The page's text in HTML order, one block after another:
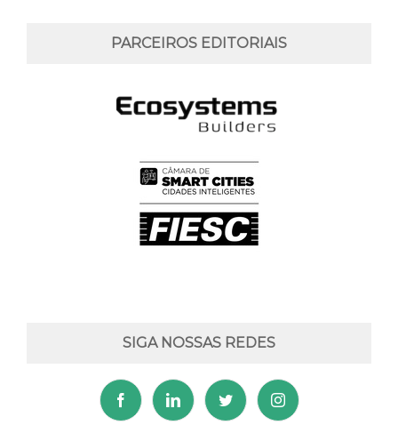
PARCEIROS EDITORIAIS
SIGA NOSSAS REDES